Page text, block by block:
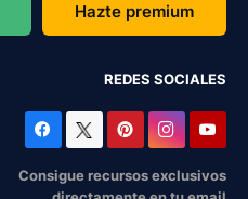
Hazte premium
REDES SOCIALES
Consigue recursos exclusivos